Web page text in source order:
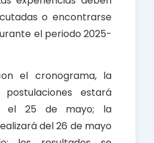
o encontrarse
el periodo 2025-
el cronograma, la
estará
el 25 de mayo; la
del 26 de mayo